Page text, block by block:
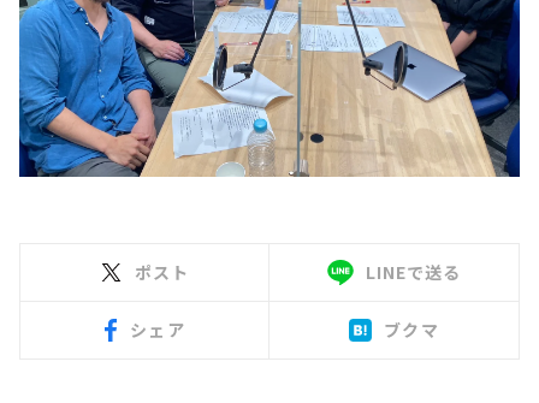
ポスト LINEで送る
シェア ブクマ